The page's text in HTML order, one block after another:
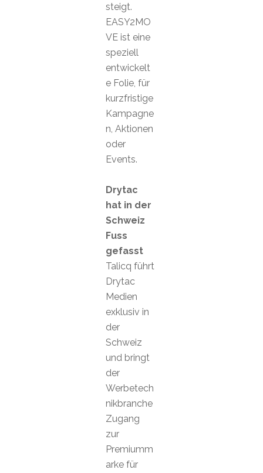
steigt.
EASY2MO
VE ist eine
speziell
entwickelt
e Folie, für
kurzfristige
Kampagne
n, Aktionen
oder
Events.
Drytac
hat in der
Schweiz
Fuss
gefasst
Talicq führt
Drytac
Medien
exklusiv in
der
Schweiz
und bringt
der
Werbetech
nikbranche
Zugang
zur
Premiumm
arke für